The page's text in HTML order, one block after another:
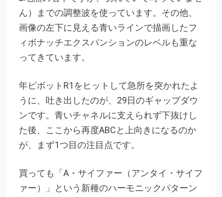
ん）までの調整波を使っています。その他、
画像の左下に見える青いラインで描画したフ
ィボナッチエクスパンションのレベルも重な
ってきています。
年ピボットR1をヒットして急所を突かれたよ
うに、吐き出したのが、29日のギャップダウ
ンです。青いチャネルに支えられず下抜けし
た後、ここから再度ABCと上向きになるのか
が、まず1つ目の注目点です。
買っても「A・サイファー（アンタイ・サイフ
ァー）」という新種のハーモニックパターン